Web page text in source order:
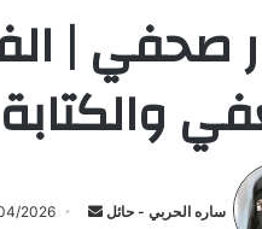
صحفي |
والكتابة
ساره الحربي - حائل
بريدا
2026